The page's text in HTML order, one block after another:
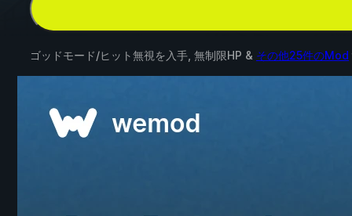
ゴッドモード/ヒット無視を入手, 無制限HP & その他25件のMod